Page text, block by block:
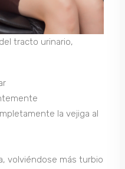
tracto urinario,
la vejiga al
volviéndose más turbio